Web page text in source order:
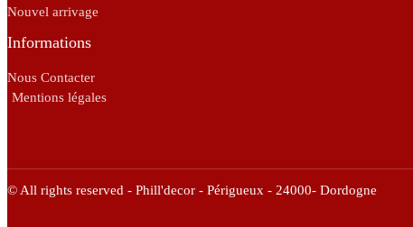
Nouvel arrivage
Informations
Nous Contacter
Mentions légales
© All rights reserved - Phill'decor - Périgueux - 24000- Dordogne